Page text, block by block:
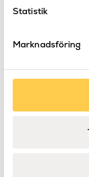
Statistik
Marknadsföring
Novellini